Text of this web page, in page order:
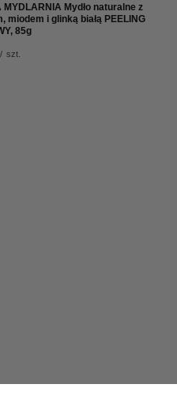
MYDLARNIA Mydło naturalne z
miodem i glinką białą PEELING
85g
/ szt.